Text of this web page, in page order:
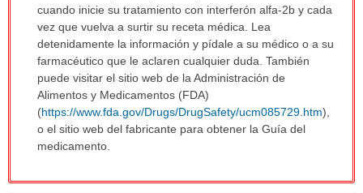
cuando inicie su tratamiento con interferón alfa-2b y cada
vez que vuelva a surtir su receta médica. Lea
detenidamente la información y pídale a su médico o a su
farmacéutico que le aclaren cualquier duda. También
puede visitar el sitio web de la Administración de
Alimentos y Medicamentos (FDA)
(https://www.fda.gov/Drugs/DrugSafety/ucm085729.htm),
o el sitio web del fabricante para obtener la Guía del
medicamento.